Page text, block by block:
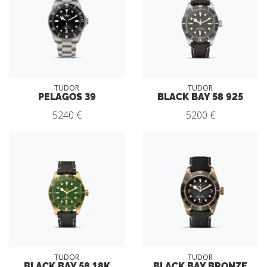
TUDOR
PELAGOS 39
5240 €
TUDOR
BLACK BAY 58 925
5200 €
TUDOR TUDOR